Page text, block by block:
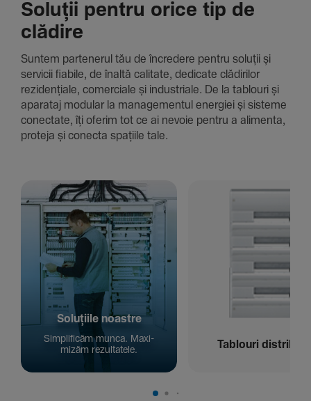
Soluții pentru orice tip de
clădire
Suntem parte­nerul tău de încre­dere pentru soluții și
servicii fiabile, de înaltă cali­tate, dedi­cate clădi­rilor
rezi­den­țiale, comer­ciale și indus­triale. De la tablouri și
aparataj modular la managementul energiei și sisteme
conec­tate, îți oferim tot ce ai nevoie pentru a alimenta,
proteja și conecta spațiile tale.
Solu­țiile noastre
Simpli­ficăm munca. Maxi­
mizăm rezul­ta­tele.
Tablouri